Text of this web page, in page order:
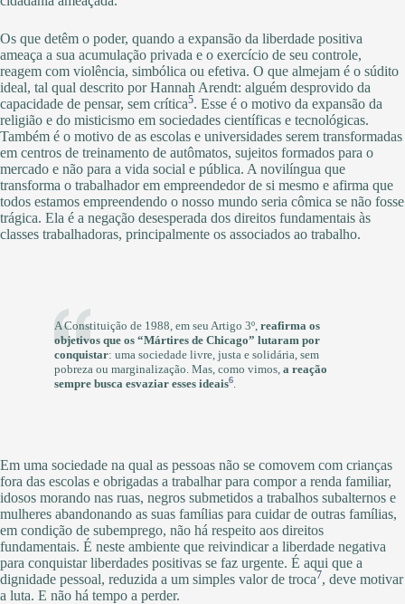
Os que detêm o poder, quando a expansão da liberdade positiva
ameaça a sua acumulação privada e o exercício de seu controle,
reagem com violência, simbólica ou efetiva. O que almejam é o súdito
ideal, tal qual descrito por Hannah Arendt: alguém desprovido da
capacidade de pensar, sem crítica5. Esse é o motivo da expansão da
religião e do misticismo em sociedades científicas e tecnológicas.
Também é o motivo de as escolas e universidades serem transformadas
em centros de treinamento de autômatos, sujeitos formados para o
mercado e não para a vida social e pública. A novilíngua que
transforma o trabalhador em empreendedor de si mesmo e afirma que
todos estamos empreendendo o nosso mundo seria cômica se não fosse
trágica. Ela é a negação desesperada dos direitos fundamentais às
classes trabalhadoras, principalmente os associados ao trabalho.
A Constituição de 1988, em seu Artigo 3º, reafirma os
objetivos que os “Mártires de Chicago” lutaram por
conquistar: uma sociedade livre, justa e solidária, sem
pobreza ou marginalização. Mas, como vimos, a reação
sempre busca esvaziar esses ideais6.
Em uma sociedade na qual as pessoas não se comovem com crianças
fora das escolas e obrigadas a trabalhar para compor a renda familiar,
idosos morando nas ruas, negros submetidos a trabalhos subalternos e
mulheres abandonando as suas famílias para cuidar de outras famílias,
em condição de subemprego, não há respeito aos direitos
fundamentais. É neste ambiente que reivindicar a liberdade negativa
para conquistar liberdades positivas se faz urgente. É aqui que a
dignidade pessoal, reduzida a um simples valor de troca7, deve motivar
a luta. E não há tempo a perder.